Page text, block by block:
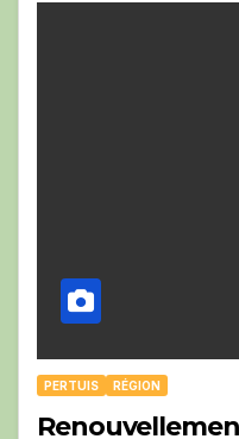
PERTUIS RÉGION